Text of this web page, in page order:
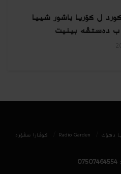
ل کۆریا باشور شییا
ب دەستڤە بینیت
دهۆك Radio Garden كوڤارا سڤۆره‌